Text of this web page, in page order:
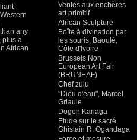
any
plus a
African
Ventes aux enchères
art primitif
African Sculpture
Boîte à divination par
les souris, Baoulé,
Côte d'Ivoire
Brussels Non
European Art Fair
(BRUNEAF)
Chef zulu
"Dieu d'eau", Marcel
Griaule
Dogon Kanaga
Etude sur le sacré,
Ghislain R. Ogandaga